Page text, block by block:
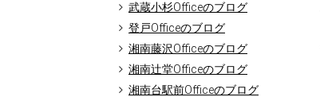
武蔵小杉Officeのブログ
登戸Officeのブログ
湘南藤沢Officeのブログ
湘南辻堂Officeのブログ
湘南台駅前Officeのブログ